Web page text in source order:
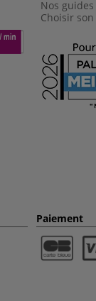
Nos
Choisir
Paiement